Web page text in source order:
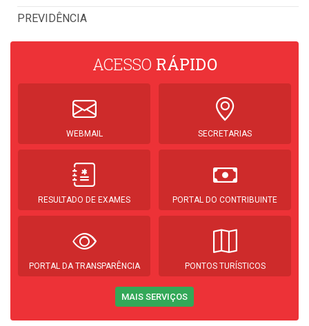
PREVIDÊNCIA
ACESSO RÁPIDO
WEBMAIL SECRETARIAS
RESULTADO DE EXAMES PORTAL DO CONTRIBUINTE
PORTAL DA TRANSPARÊNCIA PONTOS TURÍSTICOS
MAIS SERVIÇOS